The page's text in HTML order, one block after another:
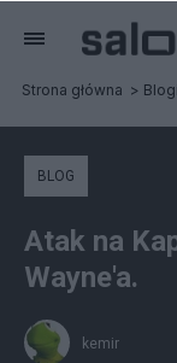
Strona główna Blogi
BLOG
Atak na
Wayne'a.
kemir